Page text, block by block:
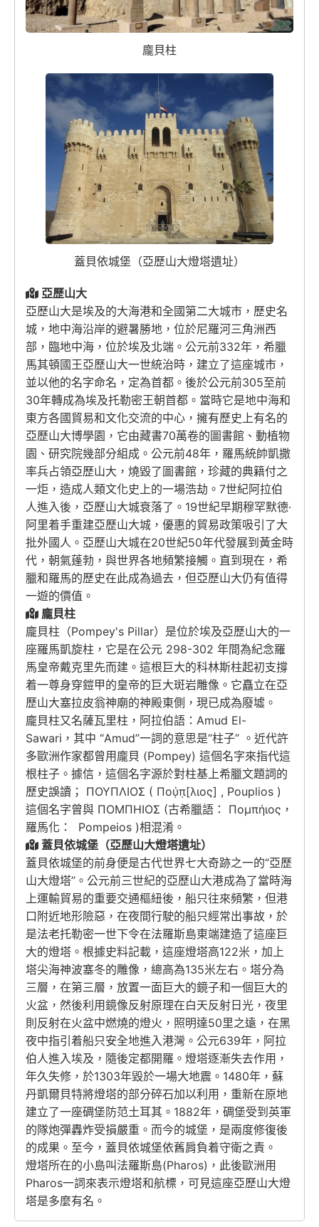
龐貝柱
蓋貝依城堡（亞歷山大燈塔遺址）
亞歷山大
亞歷山大是埃及的大海港和全國第二大城市，歷史名
城，地中海沿岸的避暑勝地，位於尼羅河三角洲西
部，臨地中海，位於埃及北端。公元前332年，希臘
馬其頓國王亞歷山大一世統治時，建立了這座城市，
並以他的名字命名，定為首都。後於公元前305至前
30年轉成為埃及托勒密王朝首都。當時它是地中海和
東方各國貿易和文化交流的中心，擁有歷史上有名的
亞歷山大博學園，它由藏書70萬卷的圖書館、動植物
園、研究院幾部分組成。公元前48年，羅馬統帥凱撒
率兵占領亞歷山大，燒毀了圖書館，珍藏的典籍付之
一炬，造成人類文化史上的一場浩劫。7世紀阿拉伯
人進入後，亞歷山大城衰落了。19世紀早期穆罕默德·
阿里着手重建亞歷山大城，優惠的貿易政策吸引了大
批外國人。亞歷山大城在20世紀50年代發展到黃金時
代，朝氣蓬勃，與世界各地頻繁接觸。直到現在，希
臘和羅馬的歷史在此成為過去，但亞歷山大仍有值得
一遊的價值。
龐貝柱
龐貝柱（Pompey's Pillar）是位於埃及亞歷山大的一
座羅馬凱旋柱，它是在公元 298-302 年間為紀念羅
馬皇帝戴克里先而建。這根巨大的科林斯柱起初支撐
着一尊身穿鎧甲的皇帝的巨大斑岩雕像。它矗立在亞
歷山大塞拉皮翁神廟的神殿東側，現已成為廢墟。
龐貝柱又名薩瓦里柱，阿拉伯語：Amud El-
Sawari，其中 “Amud”一詞的意思是“柱子” 。近代許
多歐洲作家都曾用龐貝 (Pompey) 這個名字來指代這
根柱子。據信，這個名字源於對柱基上希臘文題詞的
歷史誤讀； ΠΟΥΠΛΙΟΣ ( Πού̣π̣[λιος] , Pouplios )
這個名字曾與 ΠΟΜΠΗΙΟΣ (古希臘語： Πομπήιος，
羅馬化： Pompeios )相混淆。
蓋貝依城堡（亞歷山大燈塔遺址）
蓋貝依城堡的前身便是古代世界七大奇跡之一的“亞歷
山大燈塔”。公元前三世紀的亞歷山大港成為了當時海
上運輸貿易的重要交通樞紐後，船只往來頻繁，但港
口附近地形險惡，在夜間行駛的船只經常出事故，於
是法老托勒密一世下令在法羅斯島東端建造了這座巨
大的燈塔。根據史料記載，這座燈塔高122米，加上
塔尖海神波塞冬的雕像，總高為135米左右。塔分為
三層，在第三層，放置一面巨大的鏡子和一個巨大的
火盆，然後利用鏡像反射原理在白天反射日光，夜里
則反射在火盆中燃燒的燈火，照明達50里之遠，在黑
夜中指引着船只安全地進入港灣。公元639年，阿拉
伯人進入埃及，隨後定都開羅。燈塔逐漸失去作用，
年久失修，於1303年毀於一場大地震。1480年，蘇
丹凱爾貝特將燈塔的部分碎石加以利用，重新在原地
建立了一座碉堡防范土耳其。1882年，碉堡受到英軍
的隊炮彈轟炸受損嚴重。而今的城堡，是兩度修復後
的成果。至今，蓋貝依城堡依舊肩負着守衛之責。
燈塔所在的小島叫法羅斯島(Pharos)，此後歐洲用
Pharos一詞來表示燈塔和航標，可見這座亞歷山大燈
塔是多麼有名。